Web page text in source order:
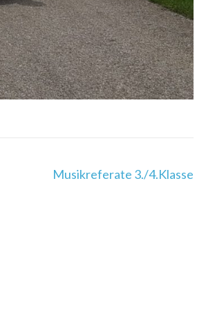
Musikreferate 3./4.Klasse